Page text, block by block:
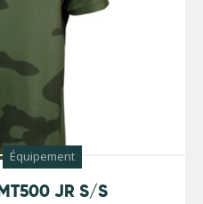
Équipement
JR S/S